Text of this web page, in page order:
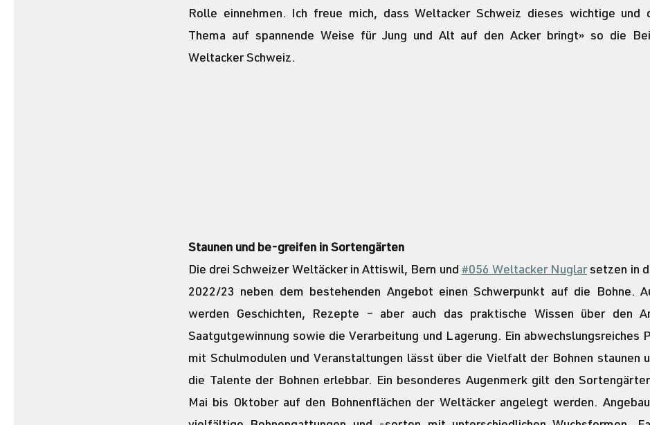
Rolle einnehmen. Ich freue mich, dass Weltacker Schweiz dieses wichtige und
Thema auf spannende Weise für Jung und Alt auf den Acker bringt» so die
Weltacker Schweiz.
Staunen und be-greifen in Sortengärten
Die drei Schweizer Weltäcker in Attiswil, Bern und #056 Weltacker Nuglar setzen in
2022/23 neben dem bestehenden Angebot einen Schwerpunkt auf die Bohne.
werden Geschichten, Rezepte – aber auch das praktische Wissen über den
Saatgutgewinnung sowie die Verarbeitung und Lagerung. Ein abwechslungsreiches
mit Schulmodulen und Veranstaltungen lässt über die Vielfalt der Bohnen staunen
die Talente der Bohnen erlebbar. Ein besonderes Augenmerk gilt den
Mai bis Oktober auf den Bohnenflächen der Weltäcker angelegt werden.